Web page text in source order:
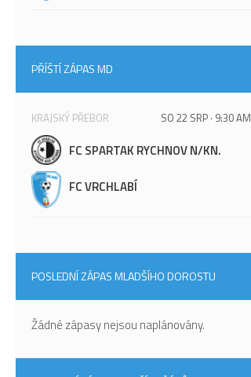
PŘÍŠTÍ ZÁPAS MD
KRAJSKÝ PŘEBOR SO 22 SRP · 9:30 AM
FC SPARTAK RYCHNOV N/KN.
FC VRCHLABÍ
POSLEDNÍ ZÁPAS MLADŠÍHO DOROSTU
Žádné zápasy nejsou naplánovány.